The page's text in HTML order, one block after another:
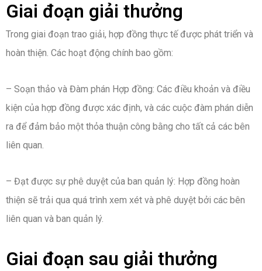
Giai đoạn giải thưởng
Trong giai đoạn trao giải, hợp đồng thực tế được phát triển và
hoàn thiện. Các hoạt động chính bao gồm:
– Soạn thảo và Đàm phán Hợp đồng: Các điều khoản và điều
kiện của hợp đồng được xác định, và các cuộc đàm phán diễn
ra để đảm bảo một thỏa thuận công bằng cho tất cả các bên
liên quan.
– Đạt được sự phê duyệt của ban quản lý: Hợp đồng hoàn
thiện sẽ trải qua quá trình xem xét và phê duyệt bởi các bên
liên quan và ban quản lý.
Giai đoạn sau giải thưởng